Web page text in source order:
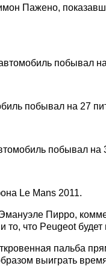
Пажено,
побывал на
побывал на 27
побывал на
Le Mans 2011.
Пирро,
что Peugeot
пальба
выиграть